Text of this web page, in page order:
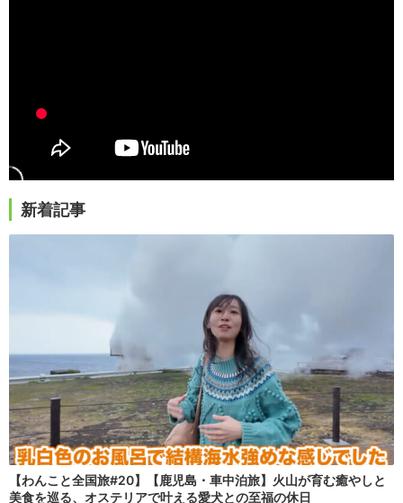
新着記事
【わんこと全国旅#20】【鹿児島・車中泊旅】火山が育む癒やしと
美食を巡る、オステリアで叶える愛犬との至福の休日